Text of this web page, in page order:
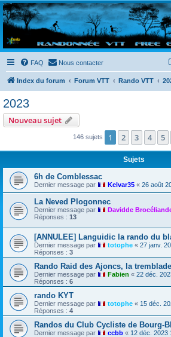
Randovttfree.fr
Bienvenue sur le site des randos vtt et pédestre de
et bonnes randos dans l'Ouest !
FAQ Nous contacter
Index du forum Forum VTT Rando VTT
2023
Nouveau sujet
146 sujets 1 2 3 4 5
Sujets
6h de Comblessac
Dernier message par Kelvar35 « 26 août
La Neved Plogonnec
Dernier message par Davidde
Réponses : 13
[ANNULEE] Languidic la rando du
Dernier message par totophe « 27 janv.
Réponses : 3
Rando Raid des Ajoncs, la
Dernier message par Fabien « 22 déc.
Réponses : 6
rando KYT
Dernier message par totophe « 15 déc.
Réponses : 4
Randos du Club Cycliste de Bourg-
Dernier message par ccbb « 12 déc. 2023